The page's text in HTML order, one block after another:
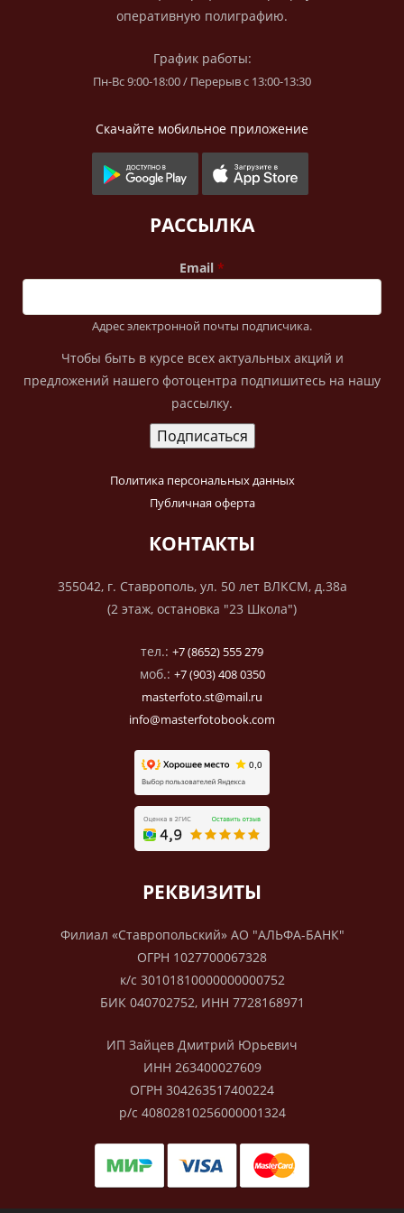
оперативную полиграфию.
График работы:
Пн-Вс 9:00-18:00 / Перерыв с 13:00-13:30
Скачайте мобильное приложение
РАССЫЛКА
Email
Адрес электронной почты подписчика.
Чтобы быть в курсе всех актуальных акций и
предложений нашего фотоцентра подпишитесь на нашу
рассылку.
Политика персональных данных
Публичная оферта
КОНТАКТЫ
355042, г. Ставрополь, ул. 50 лет ВЛКСМ, д.38а
(2 этаж, остановка "23 Школа")
тел.: +7 (8652) 555 279
моб.: +7 (903) 408 0350
masterfoto.st@mail.ru
info@masterfotobook.com
РЕКВИЗИТЫ
Филиал «Ставропольский» АО "АЛЬФА-БАНК"
ОГРН 1027700067328
к/с 30101810000000000752
БИК 040702752, ИНН 7728168971
ИП Зайцев Дмитрий Юрьевич
ИНН 263400027609
ОГРН 304263517400224
р/с 40802810256000001324